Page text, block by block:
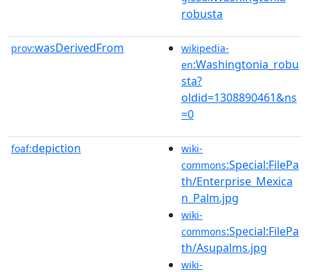
robusta
prov:wasDerivedFrom
wikipedia-
en:Washingtonia_robu
sta?
oldid=1308890461&ns
=0
foaf:depiction
wiki-
commons:Special:FilePa
th/Enterprise_Mexica
n_Palm.jpg
wiki-
commons:Special:FilePa
th/Asupalms.jpg
wiki-